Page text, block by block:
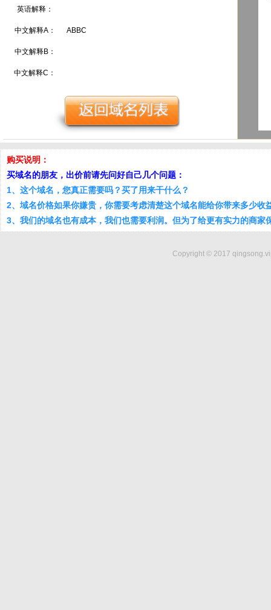
英语解释：
中文解释A： ABBC
中文解释B：
中文解释C：
购买说明：
买域名的朋友，出价前请先问好自己几个问题：
1、这个域名，您真正需要吗？买了用来干什么？
2、域名价格如果你嫌贵，你需要考虑清楚这个域名能给你带来多少收
3、我们的域名也有成本，我们也需要利润。但为了给更有实力的商家
Copyright © 2017